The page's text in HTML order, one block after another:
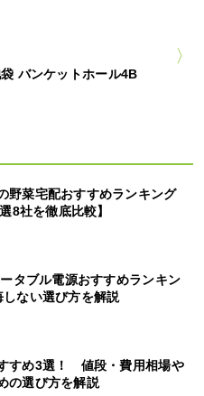
バンケットホール4B
野菜宅配おすすめランキング
8社を徹底比較】
ータブル電源おすすめランキン
ない選び方を解説
すめ3選！ 値段・費用相場や
の選び方を解説